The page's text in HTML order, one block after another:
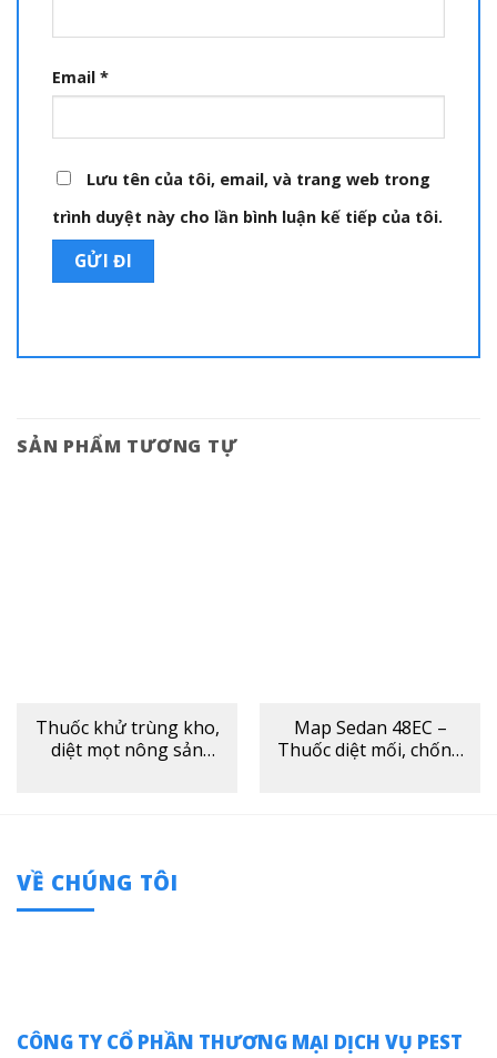
Email *
Lưu tên của tôi, email, và trang web trong
trình duyệt này cho lần bình luận kế tiếp của tôi.
SẢN PHẨM TƯƠNG TỰ
Thuốc khử trùng kho,
diệt mọt nông sản
Map Sedan 48EC –
Thuốc diệt mối, chống
VỀ CHÚNG TÔI
CÔNG TY CỔ PHẦN THƯƠNG MẠI DỊCH VỤ PEST